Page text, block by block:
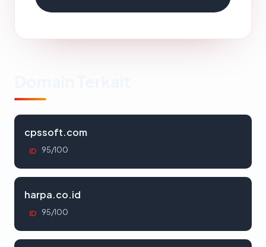
cpssoft.com
ID 95/100
harpa.co.id
ID 95/100